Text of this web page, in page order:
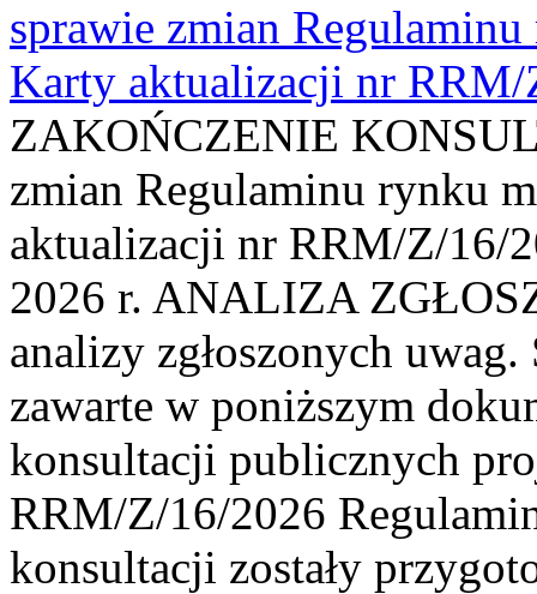
sprawie zmian
Karty aktualizacji nr
ZAKOŃCZENIE
zmian Regulaminu rynku
aktualizacji nr RRM/Z/16/
2026 r. ANALIZA
analizy zgłoszonych
zawarte w poniższym
konsultacji publicznych
RRM/Z/16/2026
konsultacji zostały